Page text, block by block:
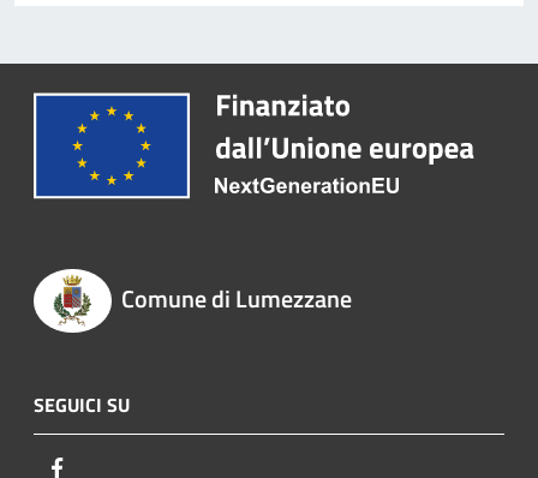
Comune di Lumezzane
SEGUICI SU